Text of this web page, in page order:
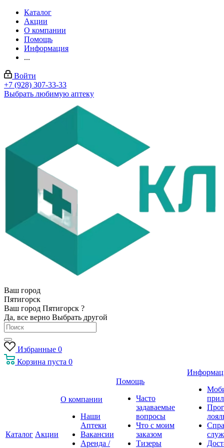
Каталог
Акции
О компании
Помощь
Информация
...
Войти
+7 (928) 307-33-33
Выбрать любимую аптеку
Ваш город
Пятигорск
Ваш город Пятигорск ?
Да, все верно Выбрать другой
Избранные 0
Корзина пуста 0
Каталог Акции
О компании
Наши
Аптеки
Вакансии
Аренда /
Помощь
Часто
задаваемые
вопросы
Что с моим
заказом
Тизеры